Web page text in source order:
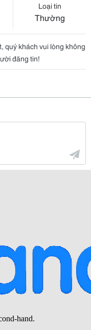
Loại tin
Thường
quý khách vui lòng không
đăng tin!